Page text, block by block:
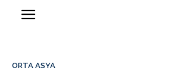
ORTA ASYA